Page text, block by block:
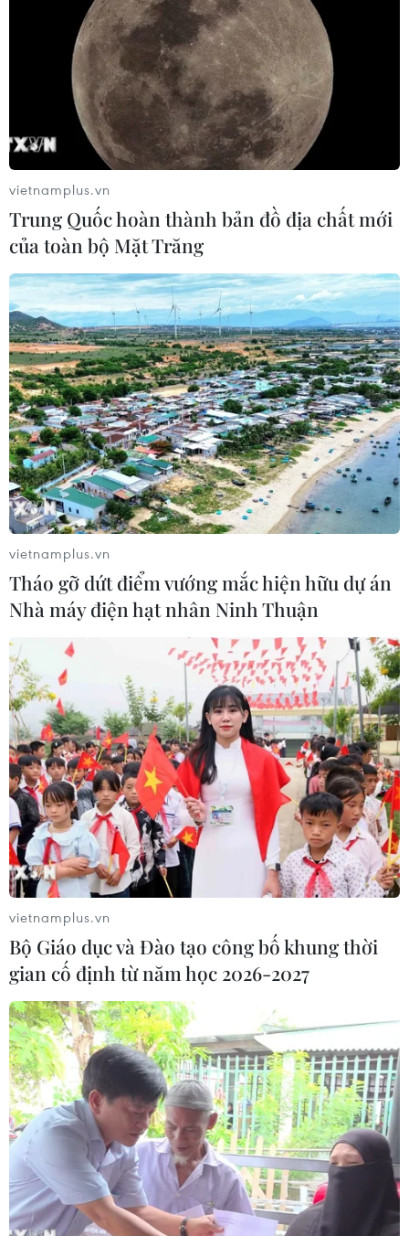
24 năm tù cho đôi vợ chồng tổ chức
“bay lắc” trong quán karaoke
05/08/2026 13:41
Lập kênh TikTok khởi nghiệp, lừa
đảo chiếm đoạt 15 tỷ đồng
05/08/2026 11:36
Đắk Lắk: Án phạt nghiêm minh với
đối tượng phá hoại đoàn kết dân tộc
05/08/2026 09:58
Hà Nội xét xử ổ nhóm 50 đối tượng tổ
chức sử dụng ma túy trong quán
karaoke
05/08/2026 09:38
Khởi tố người đàn ông xịt vòi cao áp
vào thợ tháo dỡ nhà sát vách
05/08/2026 09:23
Khởi tố ca sĩ và giám đốc công ty giải
trí vì xâm phạm bản quyền trên
YouTube
05/08/2026 09:22
Tiếp nhận 47 công dân Việt Nam bị
Hoa Kỳ trục xuất về nước
05/08/2026 07:38
Đồng Nai phát hiện 7 cơ sở nuôi lợn
"vỗ béo" sử dụng chất cấm
05/08/2026 04:59
Triệt phá thành công hệ
thống Lương Sơn TV đánh bạc lên tới
1.500 tỷ đồng/tháng
05/08/2026 04:57
Đình chỉ chức vụ một hiệu trưởng do
liên quan đường dây cá độ bóng đá
vietnamplus.vn
Trung Quốc hoàn thành bản đồ địa chất mới
của toàn bộ Mặt Trăng
vietnamplus.vn
Tháo gỡ dứt điểm vướng mắc hiện hữu dự án
Nhà máy điện hạt nhân Ninh Thuận
vietnamplus.vn
Bộ Giáo dục và Đào tạo công bố khung thời
gian cố định từ năm học 2026-2027